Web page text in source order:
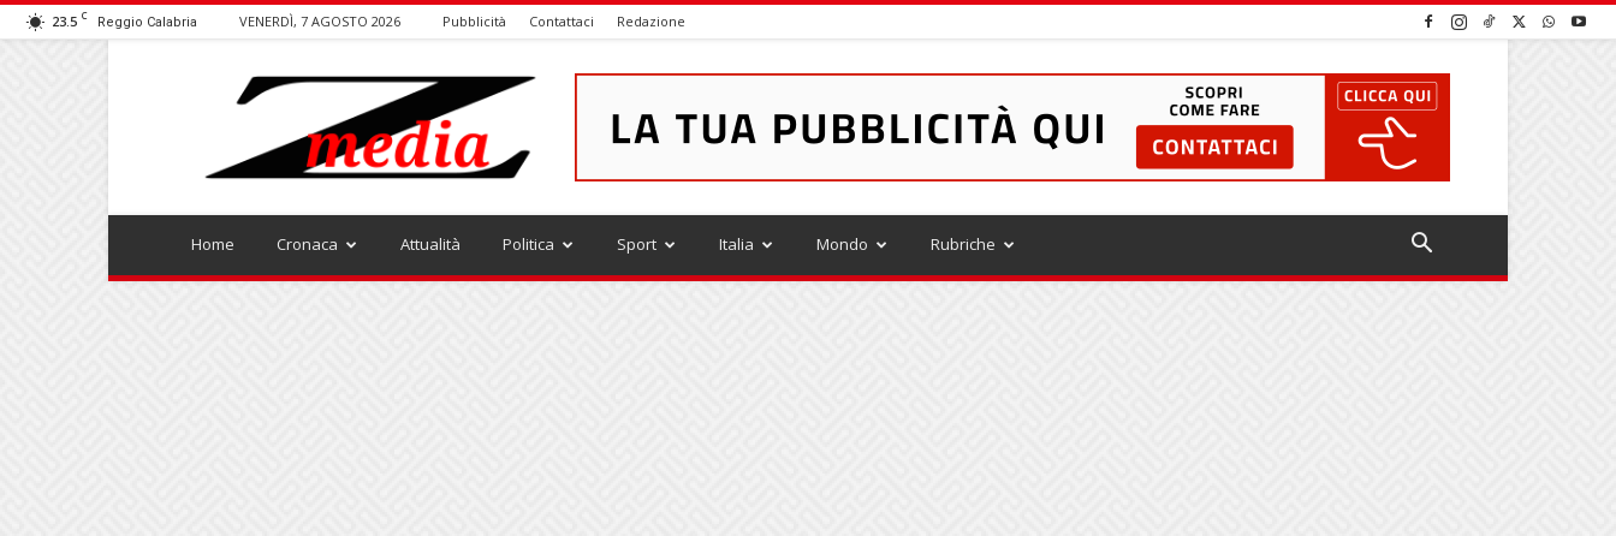
23.5 C Reggio Calabria VENERDÌ, 7 AGOSTO 2026 Pubblicità Contattaci Redazione
ZMEDIA
Home Cronaca Attualità Politica Sport Italia Mondo Rubriche